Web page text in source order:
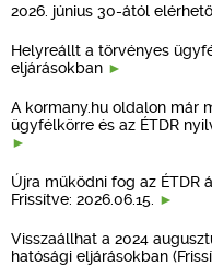
2026. június 30-ától
Helyreállt a törvényes
eljárásokban
A kormany.hu oldalon már
ügyfélkörre és az ÉTDR
Újra működni fog az ÉTDR
Frissítve: 2026.06.15.
Visszaállhat a 2024
hatósági eljárásokban